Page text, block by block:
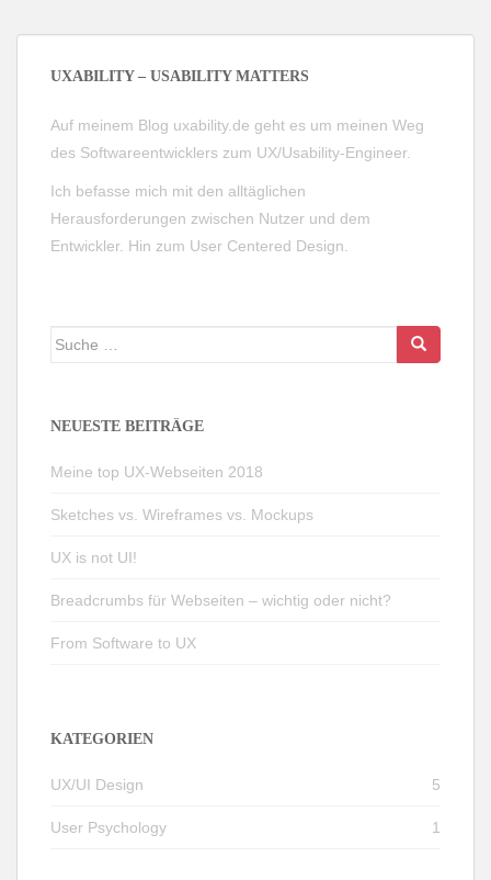
UXABILITY – USABILITY MATTERS
Auf meinem Blog uxability.de geht es um meinen Weg
des Softwareentwicklers zum UX/Usability-Engineer.
Ich befasse mich mit den alltäglichen
Herausforderungen zwischen Nutzer und dem
Entwickler. Hin zum User Centered Design.
Suche
NEUESTE BEITRÄGE
Meine top UX-Webseiten 2018
Sketches vs. Wireframes vs. Mockups
UX is not UI!
Breadcrumbs für Webseiten – wichtig oder nicht?
From Software to UX
KATEGORIEN
UX/UI Design 5
User Psychology 1